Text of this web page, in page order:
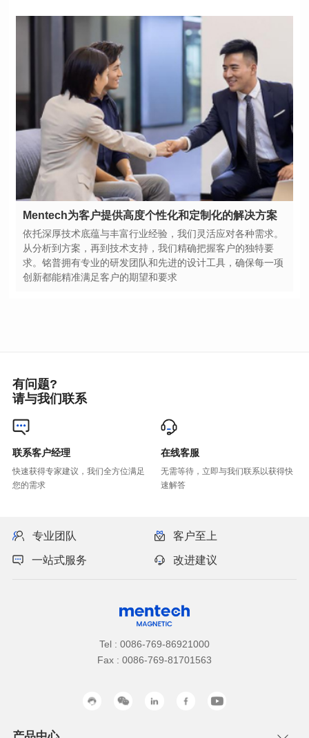
Mentech为客户提供高度个性化和定制化的解决方案
创新都能精准满足客户的期望和要求
有问题?
请与我们联系
联系客户经理
您的需求
在线客服
速解答
专业团队 客户至上
一站式服务 改进建议
Tel : 0086-769-86921000
Fax : 0086-769-81701563